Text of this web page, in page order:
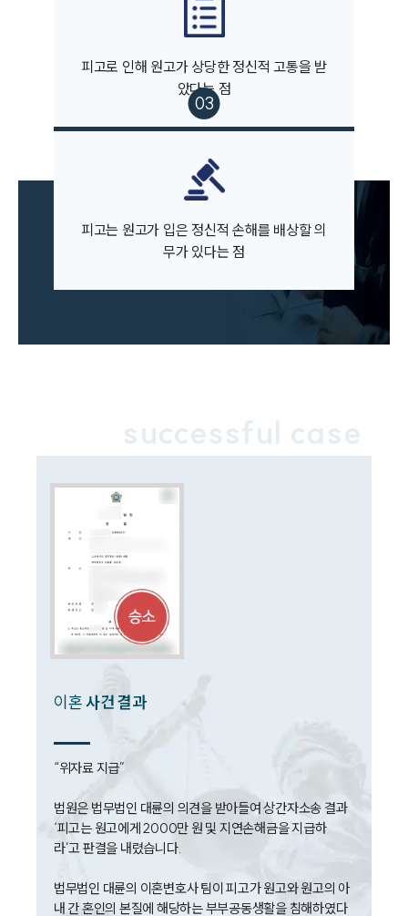
부소개
대륜의 강점
오시는 길
글로벌 파트너 로펌
고객의 소리
통합검색
업무사례
이혼 주요 업무사례
사례분석/최신동향
전체
이혼 양육비계산기
소식/자료
법률 블로그
대륜법률상담예약
대륜법률상담예약
피고로 인해 원고가 상당한 정신적 고통을 받
았다는 점
피고는 원고가 입은 정신적 손해를 배상할 의
무가 있다는 점
successful case
이혼사건 결과
“위자료 지급”
법원은 법무법인 대륜의 의견을 받아들여 상간자소송 결과
‘피고는 원고에게 2000만 원 및 지연손해금을 지급하
라’고 판결을 내렸습니다.
법무법인 대륜의 이혼변호사 팀이 피고가 원고와 원고의 아
내 간 혼인의 본질에 해당하는 부부공동생활을 침해하였다